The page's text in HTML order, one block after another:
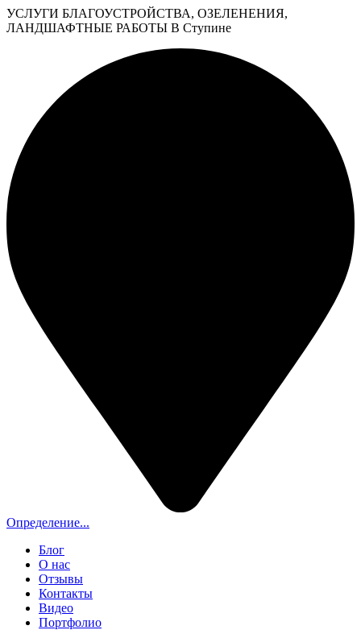
УСЛУГИ БЛАГОУСТРОЙСТВА, ОЗЕЛЕНЕНИЯ,
ЛАНДШАФТНЫЕ РАБОТЫ В Ступине
Определение...
Блог
О нас
Отзывы
Контакты
Видео
Портфолио